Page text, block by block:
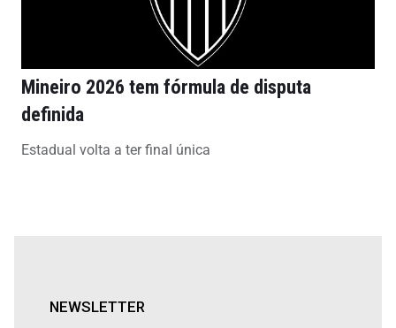
Mineiro 2026 tem fórmula de disputa
definida
Estadual volta a ter final única
NEWSLETTER